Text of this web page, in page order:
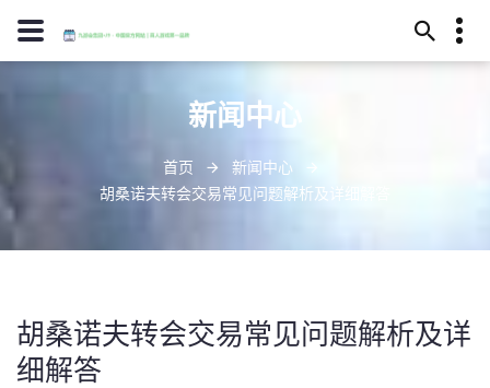
13594780211
淮南市勉酷城224号
新闻中心
首页
新闻中心
胡桑诺夫转会交易常见问题解析及详细解答
胡桑诺夫转会交易常见问题解析及详
细解答